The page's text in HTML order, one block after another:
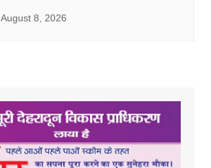
August 8, 2026